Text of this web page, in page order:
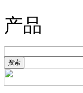
产品
搜索